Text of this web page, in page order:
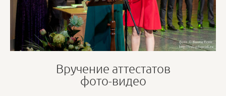
Вручение аттестатов
фото-видео